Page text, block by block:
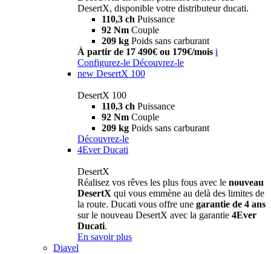
DesertX, disponible votre distributeur ducati.
110,3 ch Puissance
92 Nm Couple
209 kg Poids sans carburant
À partir de 17 490€ ou 179€/mois i
Configurez-le Découvrez-le
new DesertX 100
DesertX 100
110,3 ch Puissance
92 Nm Couple
209 kg Poids sans carburant
Découvrez-le
4Ever Ducati
DesertX
Réalisez vos rêves les plus fous avec le nouveau
DesertX qui vous emmène au delà des limites de
la route. Ducati vous offre une garantie de 4 ans
sur le nouveau DesertX avec la garantie 4Ever
Ducati.
En savoir plus
Diavel